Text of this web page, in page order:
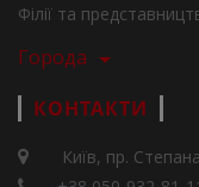
Філії та
Города
КОНТАКТИ
Київ, пр.